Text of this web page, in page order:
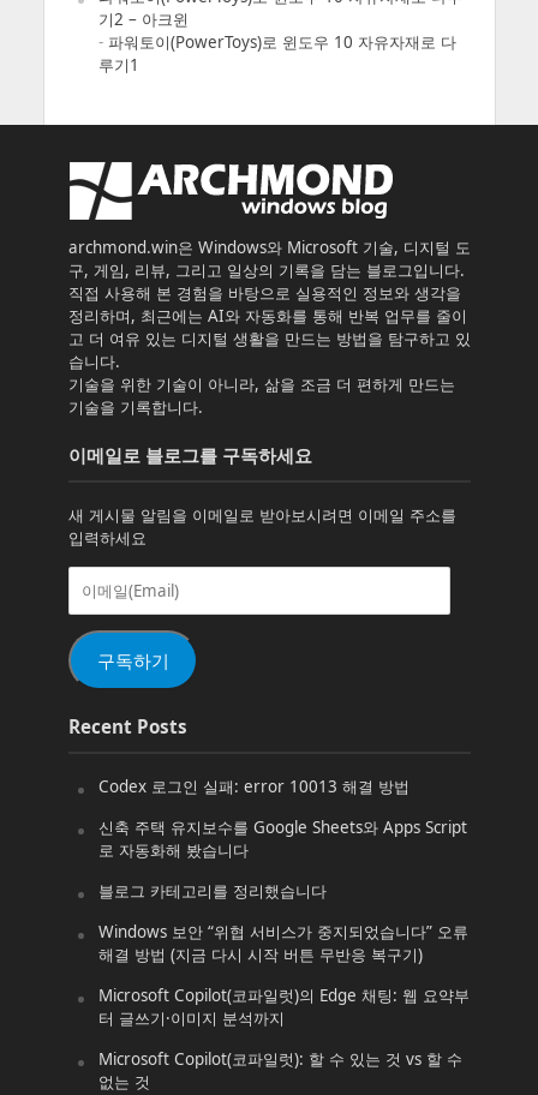
기2 – 아크윈
- 파워토이(PowerToys)로 윈도우 10 자유자재로 다
루기1
archmond.win은 Windows와 Microsoft 기술, 디지털 도
구, 게임, 리뷰, 그리고 일상의 기록을 담는 블로그입니다.
직접 사용해 본 경험을 바탕으로 실용적인 정보와 생각을
정리하며, 최근에는 AI와 자동화를 통해 반복 업무를 줄이
고 더 여유 있는 디지털 생활을 만드는 방법을 탐구하고 있
습니다.
기술을 위한 기술이 아니라, 삶을 조금 더 편하게 만드는
기술을 기록합니다.
이메일로 블로그를 구독하세요
새 게시물 알림을 이메일로 받아보시려면 이메일 주소를
입력하세요
이
일
(Email)
구독하기
Recent Posts
Codex 로그인 실패: error 10013 해결 방법
신축 주택 유지보수를 Google Sheets와 Apps Script
로 자동화해 봤습니다
블로그 카테고리를 정리했습니다
Windows 보안 “위협 서비스가 중지되었습니다” 오류
해결 방법 (지금 다시 시작 버튼 무반응 복구기)
Microsoft Copilot(코파일럿)의 Edge 채팅: 웹 요약부
터 글쓰기·이미지 분석까지
Microsoft Copilot(코파일럿): 할 수 있는 것 vs 할 수
없는 것